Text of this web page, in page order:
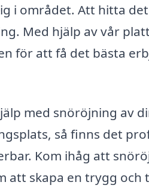
i området. Att hitta
Med hjälp av vår
för att få det bästa
med snöröjning av
så finns det
Kom ihåg att
att skapa en trygg och